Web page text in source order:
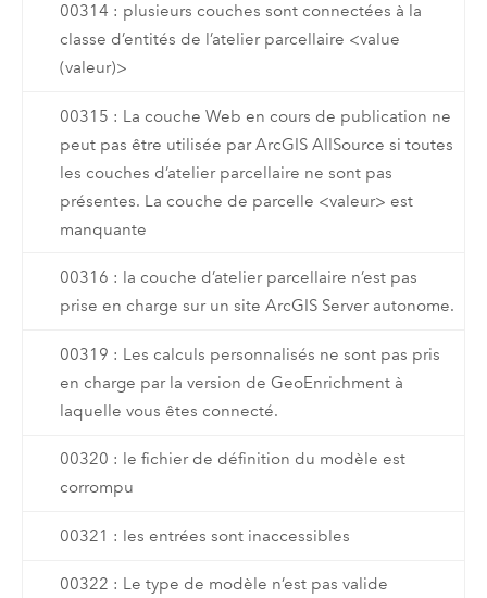
00314 : plusieurs couches sont connectées à la
classe d’entités de l’atelier parcellaire <value
(valeur)>
00315 : La couche Web en cours de publication ne
peut pas être utilisée par ArcGIS AllSource si toutes
les couches d’atelier parcellaire ne sont pas
présentes. La couche de parcelle <valeur> est
manquante
00316 : la couche d’atelier parcellaire n’est pas
prise en charge sur un site ArcGIS Server autonome.
00319 : Les calculs personnalisés ne sont pas pris
en charge par la version de GeoEnrichment à
laquelle vous êtes connecté.
00320 : le fichier de définition du modèle est
corrompu
00321 : les entrées sont inaccessibles
00322 : Le type de modèle n’est pas valide